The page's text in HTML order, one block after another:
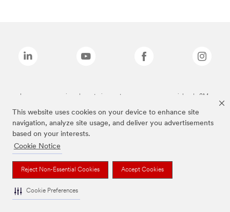
This website uses cookies on your device to enhance site
navigation, analyze site usage, and deliver you advertisements
based on your interests.
Cookie Notice
Reject Non-Essential Cookies Accept Cookies
Cookie Preferences
Las marcas mencionadas anteriormente son marcas comerciales de 3M.